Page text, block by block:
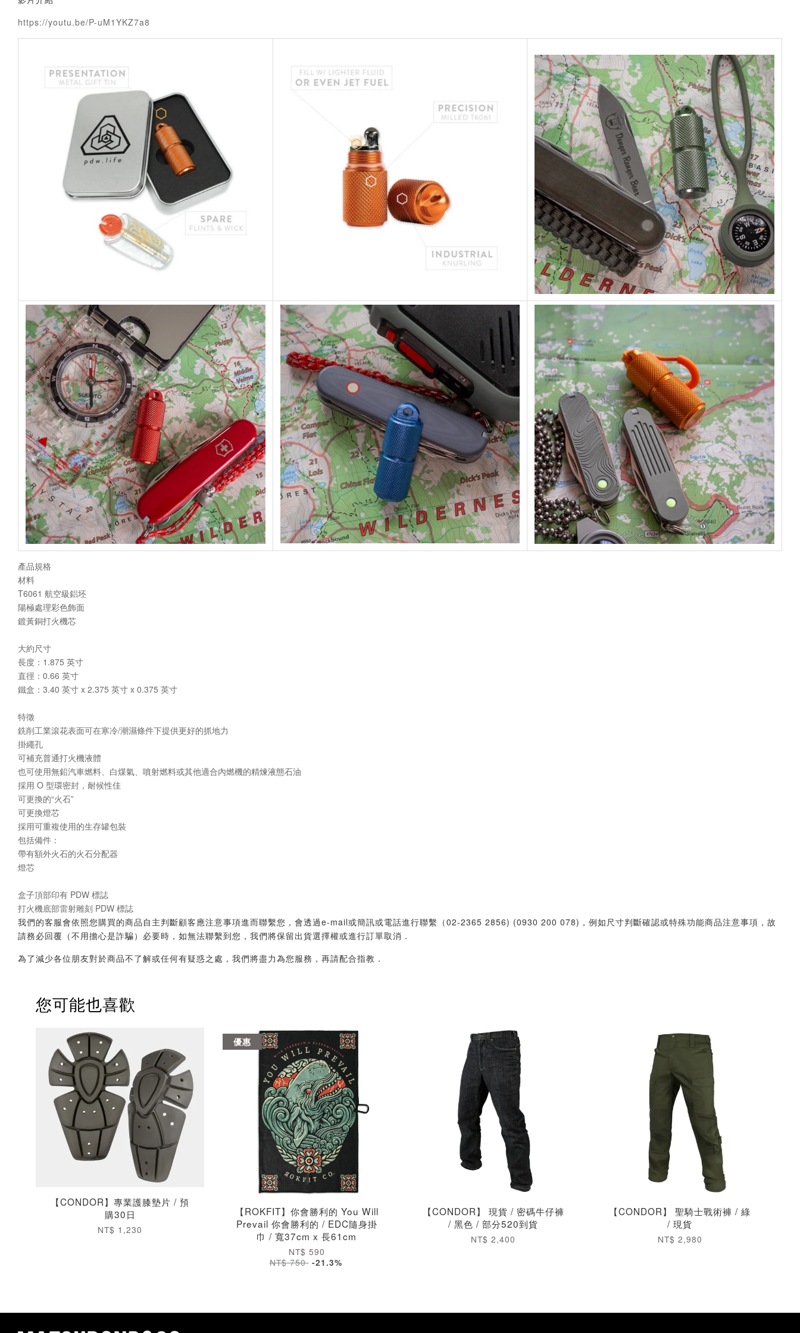
https://youtu.be/P-uM1YKZ7a8
產品規格
材料
T6061 航空級鋁坯
陽極處理彩色飾面
鍍黃銅打火機芯
大約尺寸
長度：1.875 英寸
直徑：0.66 英寸
鐵盒：3.40 英寸 x 2.375 英寸 x 0.375 英寸
特徵
銑削工業滾花表面可在寒冷/潮濕條件下提供更好的抓地力
掛繩孔
可補充普通打火機液體
也可使用無鉛汽車燃料、白煤氣、噴射燃料或其他適合內燃機的精煉液態石油
採用 O 型環密封，耐候性佳
可更換的“火石”
可更換燈芯
採用可重複使用的生存罐包裝
包括備件：
帶有額外火石的火石分配器
燈芯
盒子頂部印有 PDW 標誌
打火機底部雷射雕刻 PDW 標誌
我們的客服會依照您購買的商品自主判斷顧客應注意事項進而聯繫您，會透過e-mail或簡訊或電話進行聯繫（02-2365 2856) (0930 200 078)，例如尺寸判斷確認或特殊功能商品注意事項，故
請務必回覆（不用擔心是詐騙）必要時，如無法聯繫到您，我們將保留出貨選擇權或進行訂單取消．
為了減少各位朋友對於商品不了解或任何有疑惑之處，我們將盡力為您服務，再請配合指教．
您可能也喜歡
【CONDOR】專業護膝墊片 / 預
購30日
NT$ 1,230
優惠
【ROKFIT】你會勝利的 You Will
Prevail 你會勝利的 / EDC隨身掛
巾 / 寬37cm x 長61cm
NT$ 590
NT$ 750 -21.3%
【CONDOR】 現貨 / 密碼牛仔褲
/ 黑色 / 部分520到貨
NT$ 2,400
【CONDOR】 聖騎士戰術褲 / 綠
/ 現貨
NT$ 2,980